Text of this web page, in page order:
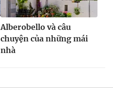
Alberobello và câu
chuyện của những mái
nhà